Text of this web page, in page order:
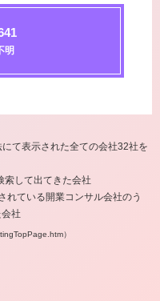
明
て表示された全ての会社32社を
して出てきた会社
れている開業コンサル会社のう
社
）